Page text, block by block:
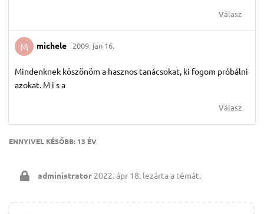
Válasz
M michele 2009. jan 16.
Mindenknek köszönöm a hasznos tanácsokat, ki fogom próbálni
azokat. M i s a
Válasz
ENNYIVEL KÉSŐBB: 13 ÉV
administrator 2022. ápr 18. lezárta a témát.